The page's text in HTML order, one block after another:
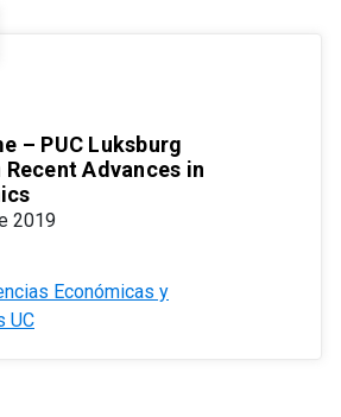
– PUC Luksburg
Advances in
2019
Económicas y
UC